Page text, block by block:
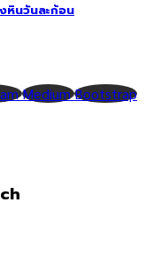
หินวันละก้อน
MediumBootstrap